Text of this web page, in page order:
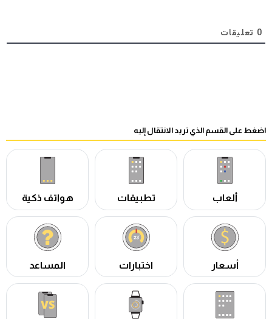
0 تعليقات
اضغط على القسم الذي تريد الانتقال إليه
ألعاب تطبيقات هواتف ذكية
أسعار اختبارات المساعد